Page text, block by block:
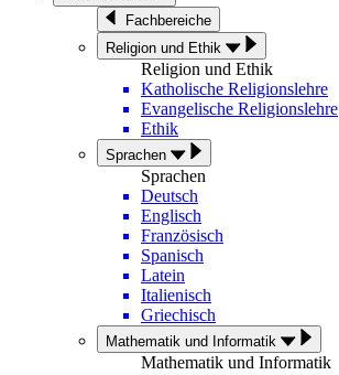
Fachbereiche
Religion und Ethik
Religion und Ethik
Katholische Religionslehre
Evangelische Religionslehre
Ethik
Sprachen
Sprachen
Deutsch
Englisch
Französisch
Spanisch
Latein
Italienisch
Griechisch
Mathematik und Informatik
Mathematik und Informatik